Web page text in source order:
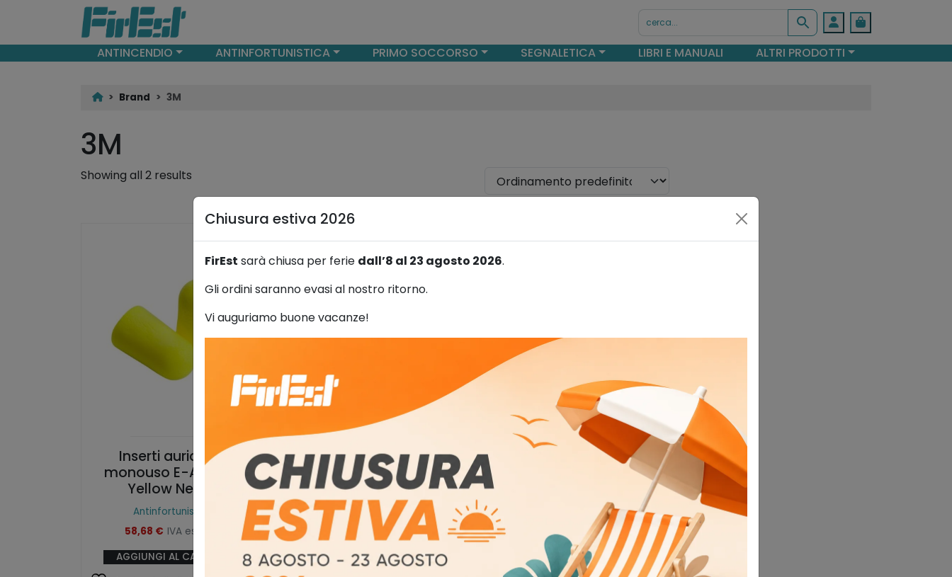
Account
Cart
ANTINCENDIO
ANTINFORTUNISTICA PRIMO SOCCORSO SEGNALETICA LIBRI E MANUALI ALTRI PRODOTTI
Brand 3M
3M
Showing all 2 results
Inserti auricolari
monouso E-A-Rsoft
Yellow Neons
Antinfortunistica
58,68 € IVA esclusa
AGGIUNGI AL CARRELLO
Cuffie 3M Peltor Optime I
per elmetto
Antinfortunistica
38,50€
IVA esclusa
AGGIUNGI AL CARRELLO
Chiusura estiva 2026
FirEst sarà chiusa per ferie dall’8 al 23 agosto 2026.
Gli ordini saranno evasi al nostro ritorno.
Vi auguriamo buone vacanze!